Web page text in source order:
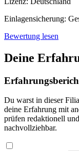
Einlagensicherung:
Bewertung lesen
Deine
Du warst in dieser
deine Erfahrung mit
prüfen redaktionell
nachvollziehbar.